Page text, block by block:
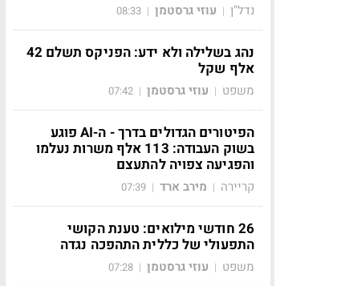
נדל"ן | עוזי גרסטמן |
08:33
נהג בשלילה ולא ידע: הפניקס תשלם 42
אלף שקל
משפט | עוזי גרסטמן |
07:42
הפיטורים הגדולים בדרך - ה-AI פוגע
בשוק העבודה: 113 אלף משרות נעלמו
והפגיעה צפויה להתעצם
קריירה | מירב ארד |
07:39
26 חודשי מילואים: טענת הקושי
התפעולי של כללית התהפכה נגדה
משפט | עוזי גרסטמן |
07:28